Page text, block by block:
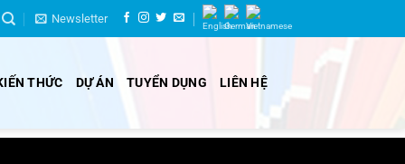
Newsletter
THỨC DỰ ÁN TUYỂN DỤNG LIÊN HỆ